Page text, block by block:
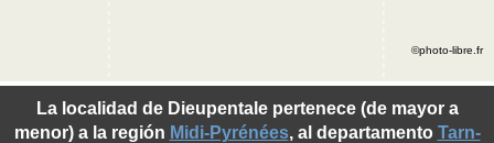
La localidad de Dieupentale pertenece (de mayor a
menor) a la región Midi-Pyrénées, al departamento Tarn-
©photo-libre.fr